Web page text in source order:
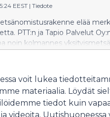
2000-luvulla
EEST | Tiedote
elää
PTT:n ja Tapio Palvelut
noin kolmannes
kanssa tämä muokkaa
työtä ja koko
voit lukea
materiaalia. Löydät
tiedot kuin
videoita. Uutishuoneessa